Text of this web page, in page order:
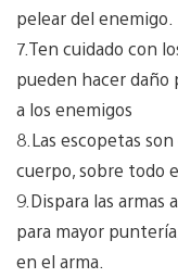
pelear del enemigo.
7.Ten cuidado con
pueden hacer daño
a los enemigos
8.Las escopetas
cuerpo, sobre todo
9.Dispara las armas
para mayor
en el arma.